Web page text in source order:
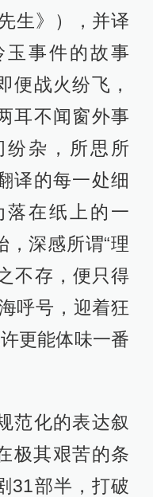
生》），并译
事件的故事
便战火纷飞，
耳不闻窗外事
杂，所思所
译的每一处细
在纸上的一
，深感所谓“理
不存，便只得
呼号，迎着狂
更能体味一番
范化的表达叙
极其艰苦的条
31部半，打破